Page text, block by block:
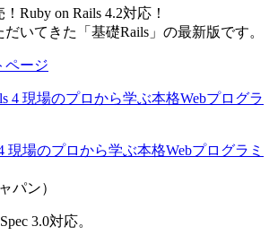
Ruby on Rails 4.2対応！
いてきた「基礎Rails」の最新版です。
ページ
現場のプロから学ぶ本格Webプログラミ
パン）
3.0対応。